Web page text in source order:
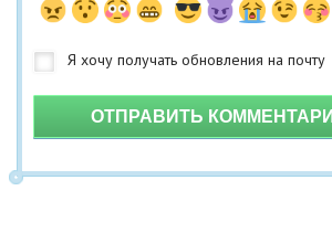
ОТПРАВИТЬ